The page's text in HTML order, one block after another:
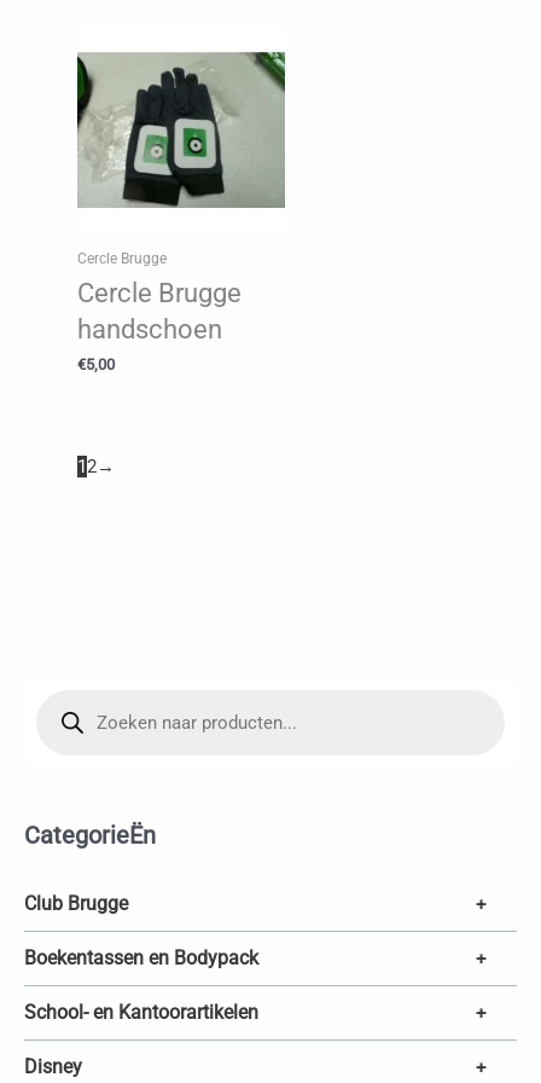
n
z
k
e
n
CategorieËn
Club Brugge +
Boekentassen en Bodypack +
School- en Kantoorartikelen +
Disney +
Cercle Brugge
Cercle Brugge
handschoen
€5,00
12→